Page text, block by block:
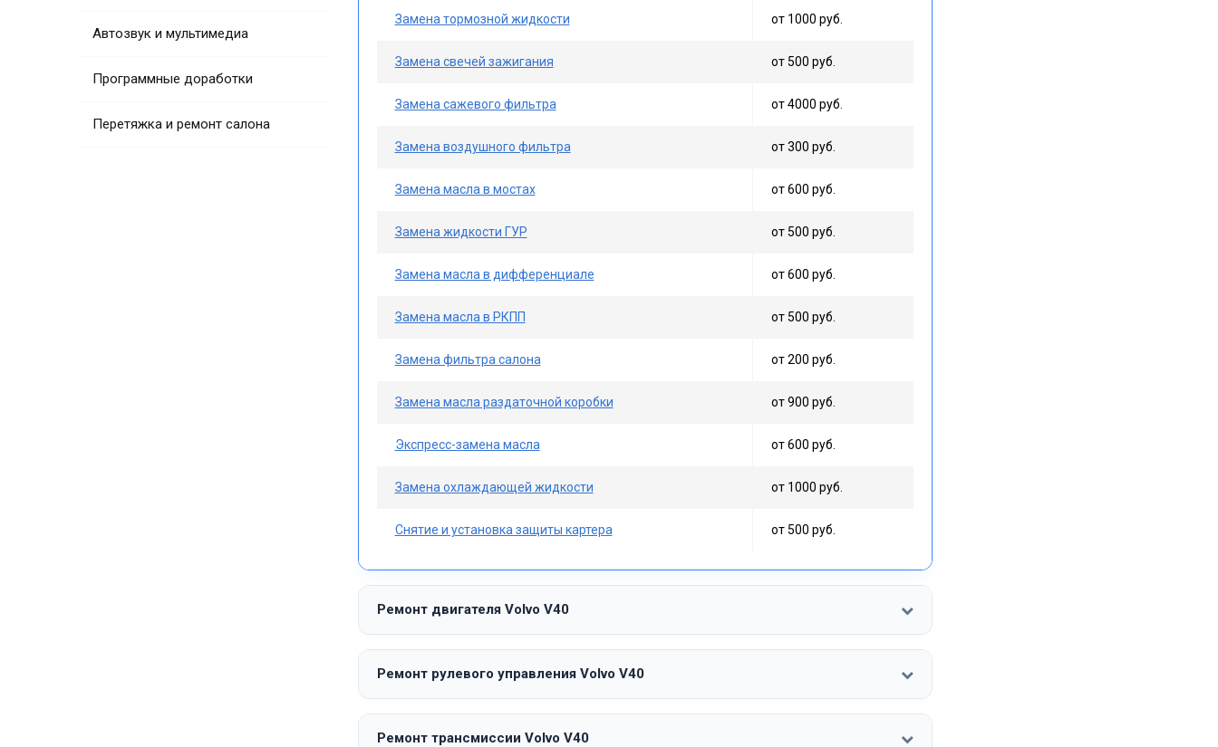
Автозвук и мультимедиа
Программные доработки
Перетяжка и ремонт салона
Замена тормозной жидкости от 1000 руб.
Замена свечей зажигания от 500 руб.
Замена сажевого фильтра от 4000 руб.
Замена воздушного фильтра от 300 руб.
Замена масла в мостах от 600 руб.
Замена жидкости ГУР от 500 руб.
Замена масла в дифференциале от 600 руб.
Замена масла в РКПП от 500 руб.
Замена фильтра салона от 200 руб.
Замена масла раздаточной коробки от 900 руб.
Экспресс-замена масла от 600 руб.
Замена охлаждающей жидкости от 1000 руб.
Снятие и установка защиты картера от 500 руб.
Ремонт двигателя Volvo V40
Ремонт рулевого управления Volvo V40
Ремонт трансмиссии Volvo V40